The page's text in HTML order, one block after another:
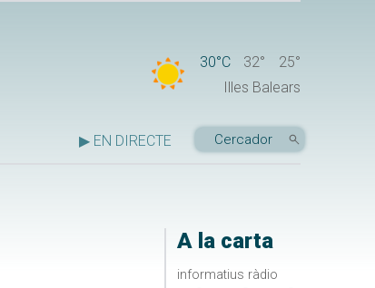
30°C 32°
25°
Illes Balears
▶ EN DIRECTE
A la carta
informatius ràdio